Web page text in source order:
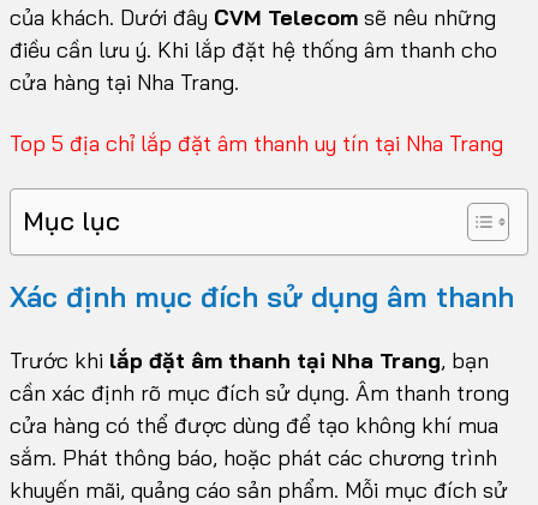
của khách. Dưới đây CVM Telecom sẽ nêu những
điều cần lưu ý. Khi lắp đặt hệ thống âm thanh cho
cửa hàng tại Nha Trang.
Top 5 địa chỉ lắp đặt âm thanh uy tín tại Nha Trang
Mục lục
Xác định mục đích sử dụng âm thanh
Trước khi lắp đặt âm thanh tại Nha Trang, bạn
cần xác định rõ mục đích sử dụng. Âm thanh trong
cửa hàng có thể được dùng để tạo không khí mua
sắm. Phát thông báo, hoặc phát các chương trình
khuyến mãi, quảng cáo sản phẩm. Mỗi mục đích sử